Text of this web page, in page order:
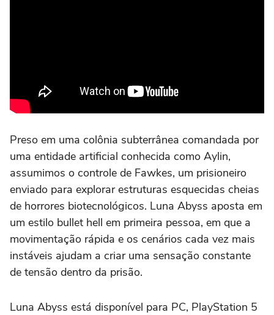
Preso em uma colônia subterrânea comandada por
uma entidade artificial conhecida como Aylin,
assumimos o controle de Fawkes, um prisioneiro
enviado para explorar estruturas esquecidas cheias
de horrores biotecnológicos. Luna Abyss aposta em
um estilo bullet hell em primeira pessoa, em que a
movimentação rápida e os cenários cada vez mais
instáveis ajudam a criar uma sensação constante
de tensão dentro da prisão.
Luna Abyss está disponível para PC, PlayStation 5